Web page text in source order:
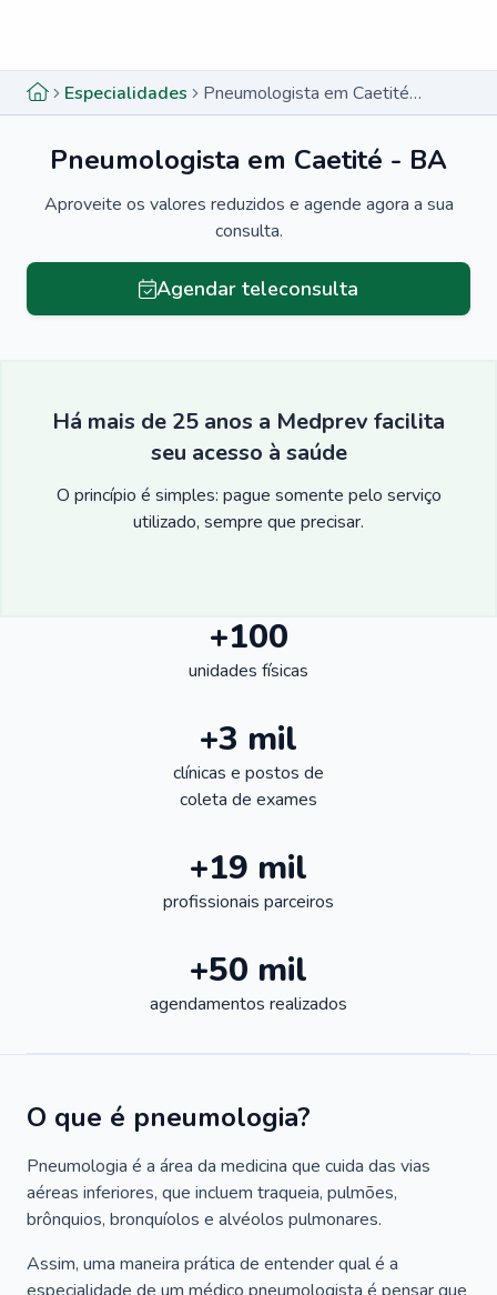
Especialidades Pneumologista em Caetité - BA
Pneumologista em Caetité - BA
Aproveite os valores reduzidos e agende agora a sua
consulta.
Agendar teleconsulta
Há mais de 25 anos a Medprev facilita
seu acesso à saúde
O princípio é simples: pague somente pelo serviço
utilizado, sempre que precisar.
+100
unidades físicas
+3 mil
clínicas e postos de
coleta de exames
+19 mil
profissionais parceiros
+50 mil
agendamentos realizados
O que é pneumologia?
Pneumologia é a área da medicina que cuida das vias
aéreas inferiores, que incluem traqueia, pulmões,
brônquios, bronquíolos e alvéolos pulmonares.
Assim, uma maneira prática de entender qual é a